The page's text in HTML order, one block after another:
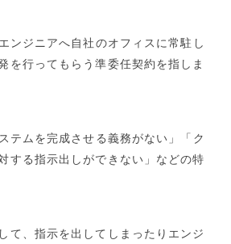
ンジニアへ自社のオフィスに常駐し
を行ってもらう準委任契約を指しま
テムを完成させる義務がない」「ク
する指示出しができない」などの特
て、指示を出してしまったりエンジ